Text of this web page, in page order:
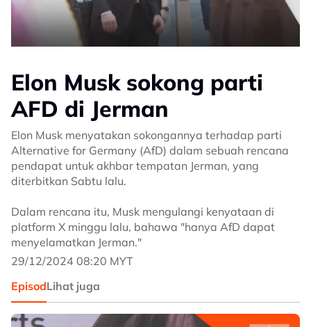
Elon Musk sokong parti
AFD di Jerman
Elon Musk menyatakan sokongannya terhadap parti
Alternative for Germany (AfD) dalam sebuah rencana
pendapat untuk akhbar tempatan Jerman, yang
diterbitkan Sabtu lalu.
Dalam rencana itu, Musk mengulangi kenyataan di
platform X minggu lalu, bahawa "hanya AfD dapat
menyelamatkan Jerman."
29/12/2024 08:20 MYT
EpisodLihat juga